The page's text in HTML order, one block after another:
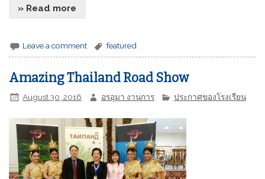
» Read more
Leave a comment featured
Amazing Thailand Road Show
August 30, 2016 อรอุมา งานการ ประกาศของโรงเรียน